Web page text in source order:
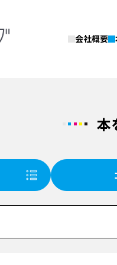
会社概要
本